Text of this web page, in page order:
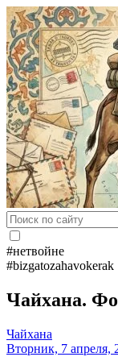
#нетвойне
#bizgatozahavokerak
Чайхана.
Чайхана
Вторник, 7 апреля,